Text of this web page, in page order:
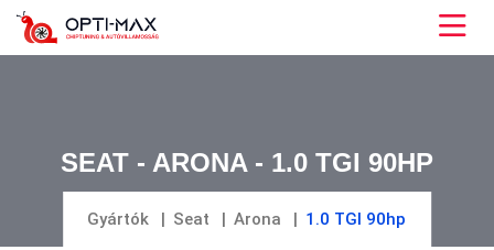
SEAT - ARONA - 1.0 TGI 90HP
Gyártók Seat Arona 1.0 TGI 90hp